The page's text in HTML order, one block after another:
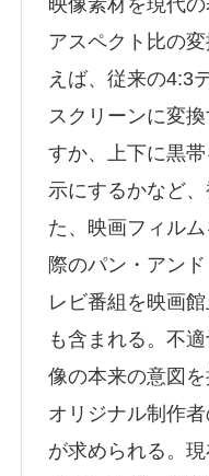
映像素材を現代
アスペクト比の
えば、従来の4:3
スクリーンに変
すか、上下に黒
示にするかなど
た、映画フィル
際のパン・アン
レビ番組を映画
も含まれる。不
像の本来の意図を
オリジナル制作
が求められる。